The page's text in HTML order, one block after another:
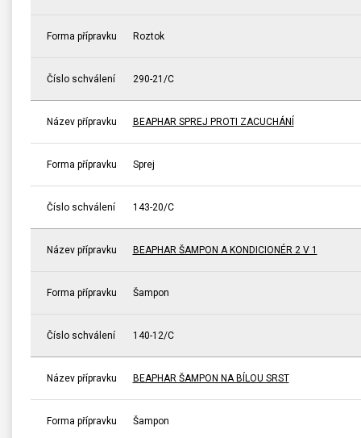
Forma přípravku Roztok
Číslo schválení 290-21/C
Název přípravku BEAPHAR SPREJ PROTI ZACUCHÁNÍ
Forma přípravku Sprej
Číslo schválení 143-20/C
Název přípravku BEAPHAR ŠAMPON A KONDICIONÉR 2 V 1
Forma přípravku Šampon
Číslo schválení 140-12/C
Název přípravku BEAPHAR ŠAMPON NA BÍLOU SRST
Forma přípravku Šampon